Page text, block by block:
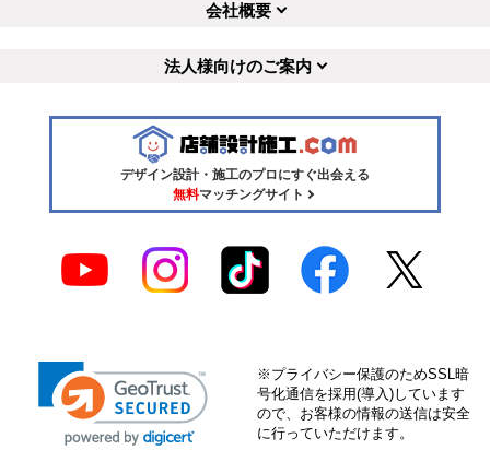
会社概要
法人様向けのご案内
デザイン設計・施工のプロにすぐ出会える
無料マッチングサイト
※プライバシー保護のためSSL暗
号化通信を採用(導入)しています
ので、お客様の情報の送信は安全
に行っていただけます。